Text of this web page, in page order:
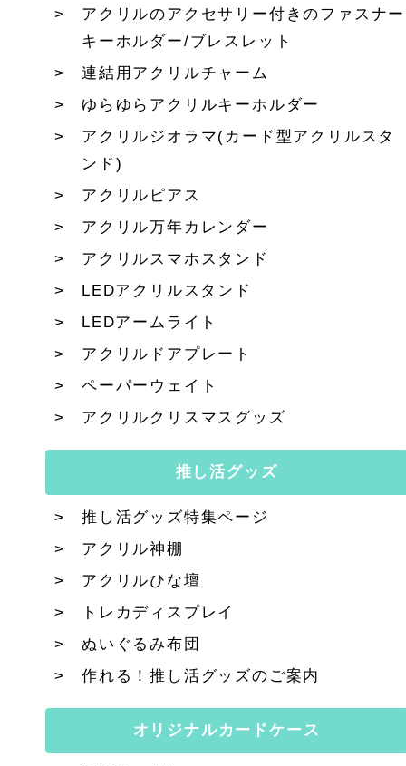
アクリルのアクセサリー付きのファスナー
キーホルダー/ブレスレット
連結用アクリルチャーム
ゆらゆらアクリルキーホルダー
アクリルジオラマ(カード型アクリルスタ
ンド)
アクリルピアス
アクリル万年カレンダー
アクリルスマホスタンド
LEDアクリルスタンド
LEDアームライト
アクリルドアプレート
ペーパーウェイト
アクリルクリスマスグッズ
推し活グッズ
推し活グッズ特集ページ
アクリル神棚
アクリルひな壇
トレカディスプレイ
ぬいぐるみ布団
作れる！推し活グッズのご案内
オリジナルカードケース